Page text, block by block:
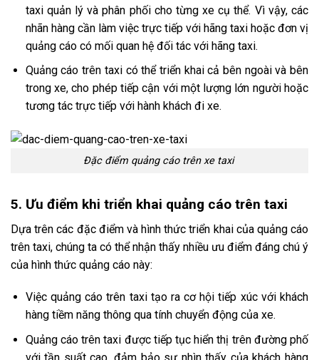
taxi quản lý và phân phối cho từng xe cụ thể. Vì vậy, các
nhãn hàng cần làm việc trực tiếp với hãng taxi hoặc đơn vị
quảng cáo có mối quan hệ đối tác với hãng taxi.
Quảng cáo trên taxi có thể triển khai cả bên ngoài và bên
trong xe, cho phép tiếp cận với một lượng lớn người hoặc
tương tác trực tiếp với hành khách đi xe.
Đặc điểm quảng cáo trên xe taxi
5. Ưu điểm khi triển khai quảng cáo trên taxi
Dựa trên các đặc điểm và hình thức triển khai của quảng cáo
trên taxi, chúng ta có thể nhận thấy nhiều ưu điểm đáng chú ý
của hình thức quảng cáo này:
Việc quảng cáo trên taxi tạo ra cơ hội tiếp xúc với khách
hàng tiềm năng thông qua tính chuyển động của xe.
Quảng cáo trên taxi được tiếp tục hiển thị trên đường phố